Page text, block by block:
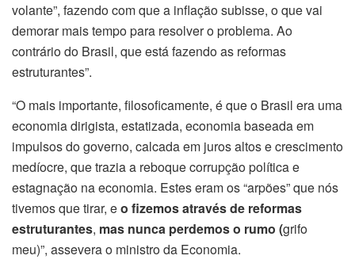
volante”, fazendo com que a inflação subisse, o que vai
demorar mais tempo para resolver o problema. Ao
contrário do Brasil, que está fazendo as reformas
estruturantes”.
“O mais importante, filosoficamente, é que o Brasil era uma
economia dirigista, estatizada, economia baseada em
impulsos do governo, calcada em juros altos e crescimento
medíocre, que trazia a reboque corrupção política e
estagnação na economia. Estes eram os “arpões” que nós
tivemos que tirar, eo fizemos através de reformas
estruturantes, mas nunca perdemos o rumo (grifo
meu)”, assevera o ministro da Economia.